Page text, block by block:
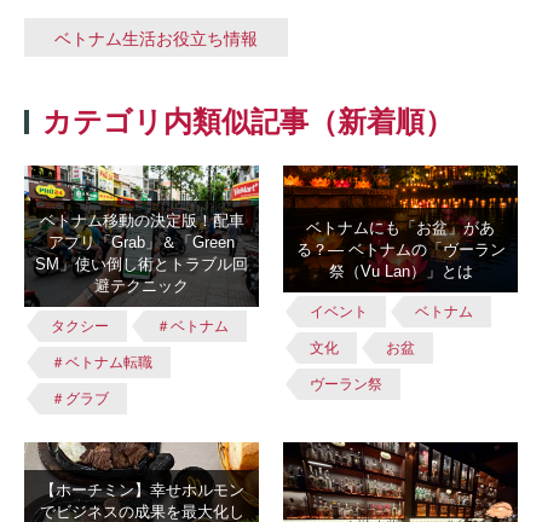
ベトナム生活お役立ち情報
カテゴリ内類似記事（新着順）
ベトナム移動の決定版！配車
アプリ「Grab」＆「Green
SM」使い倒し術とトラブル回
避テクニック
タクシー ＃ベトナム
＃ベトナム転職
＃グラブ
ベトナムにも「お盆」があ
る？― ベトナムの「ヴーラン
祭（Vu Lan）」とは
イベント ベトナム
文化 お盆
ヴーラン祭
【ホーチミン】幸せホルモン
でビジネスの成果を最大化し